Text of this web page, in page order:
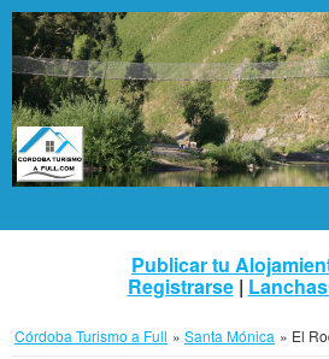
Publicar tu
Registrarse|
Córdoba Turismo a Full » Santa Mónica » El